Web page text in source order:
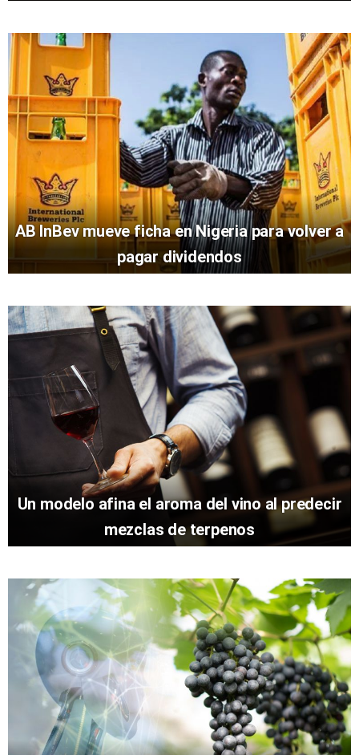
AB InBev mueve ficha en Nigeria para volver a
pagar dividendos
Un modelo afina el aroma del vino al predecir
mezclas de terpenos